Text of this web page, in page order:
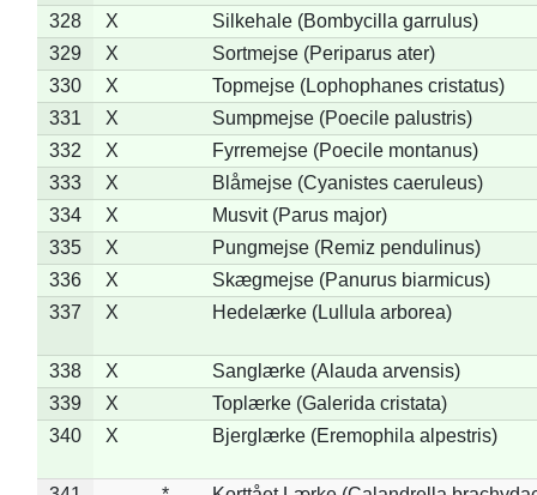
328
X
Silkehale (Bombycilla garrulus)
329
X
Sortmejse (Periparus ater)
330
X
Topmejse (Lophophanes cristatus)
331
X
Sumpmejse (Poecile palustris)
332
X
Fyrremejse (Poecile montanus)
333
X
Blåmejse (Cyanistes caeruleus)
334
X
Musvit (Parus major)
335
X
Pungmejse (Remiz pendulinus)
336
X
Skægmejse (Panurus biarmicus)
337
X Hedelærke (Lullula arborea)
338 X
Sanglærke (Alauda arvensis)
339
X
Toplærke (Galerida cristata)
340
X Bjerglærke (Eremophila alpestris)